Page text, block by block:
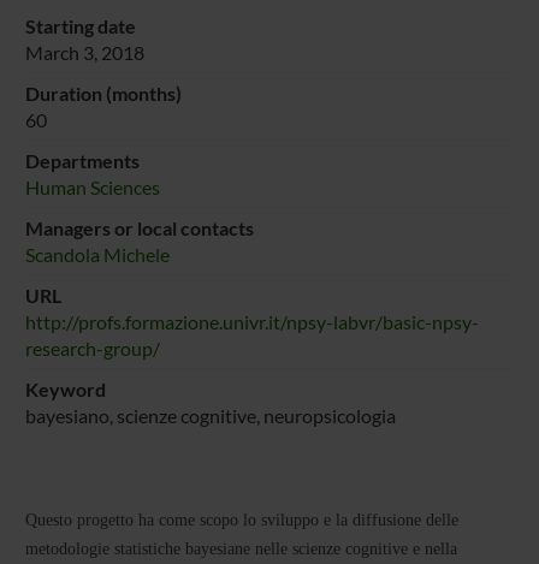
Starting date
March 3, 2018
Duration (months)
60
Departments
Human Sciences
Managers or local contacts
Scandola Michele
URL
http://profs.formazione.univr.it/npsy-labvr/basic-npsy-
research-group/
Keyword
bayesiano, scienze cognitive, neuropsicologia
Questo progetto ha come scopo lo sviluppo e la diffusione delle
metodologie statistiche bayesiane nelle scienze cognitive e nella